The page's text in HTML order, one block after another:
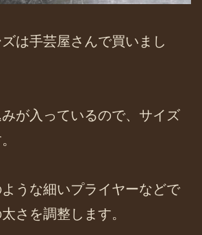
は手芸屋さんで買いまし
が入っているので、サイズ
うな細いプライヤーなどで
さを調整します。